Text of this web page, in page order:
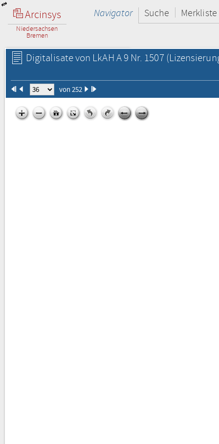
Arcinsys
Niedersachsen
Bremen
Navigator Suche Merkliste
Digitalisate von LkAH A 9 Nr. 1507
von 252